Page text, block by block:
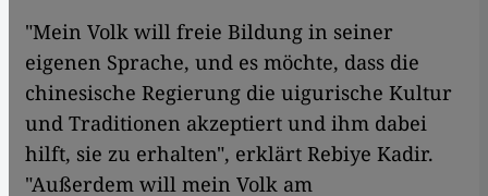
"Mein Volk will freie Bildung in seiner
eigenen Sprache, und es möchte, dass die
chinesische Regierung die uigurische Kultur
und Traditionen akzeptiert und ihm dabei
hilft, sie zu erhalten", erklärt Rebiye Kadir.
"Außerdem will mein Volk am